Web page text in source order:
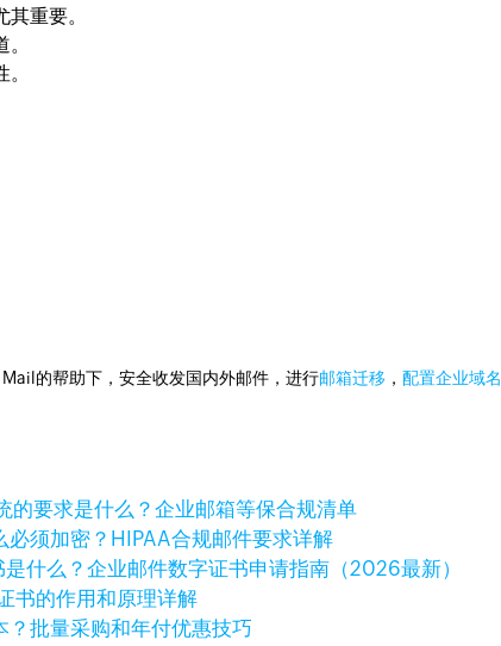
重要。
的帮助下，安全收发国内外邮件，进行邮箱迁移 ，配置企业域名
的要求是什么？企业邮箱等保合规清单
必须加密？HIPAA合规邮件要求详解
什么？企业邮件数字证书申请指南（2026最新）
书的作用和原理详解
批量采购和年付优惠技巧